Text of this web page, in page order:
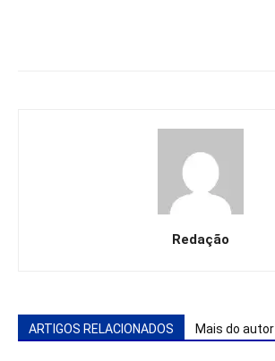
Redação
ARTIGOS RELACIONADOS Mais do autor